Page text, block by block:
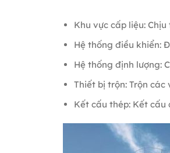
Khu vực cấp liệu:
Hệ thống điều khiển:
Hệ thống định lượng:
Thiết bị trộn: Trộn
Kết cấu thép: Kết